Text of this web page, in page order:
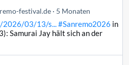
festival.de 5 Monaten
2026/03/13/s...#Sanremo2026 in
Samurai Jay hält sich an der